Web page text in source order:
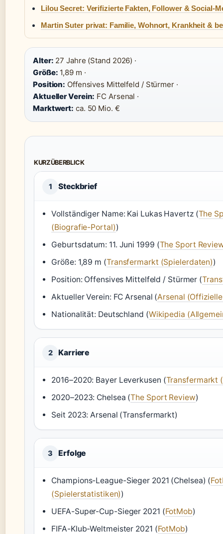
Lilou Secret: Verifizierte Fakten, Follower & Social-
Martin Suter privat: Familie, Wohnort, Krankheit &
Alter: 27 Jahre (Stand 2026) ·
Größe: 1,89 m ·
Position: Offensives Mittelfeld / Stürmer ·
Aktueller Verein: FC Arsenal ·
Marktwert: ca. 50 Mio. €
KURZÜBERBLICK
1 Steckbrief
Vollständiger Name: Kai Lukas Havertz (The
(Biografie-Portal))
Geburtsdatum: 11. Juni 1999 (The Sport
Größe: 1,89 m (Transfermarkt (Spielerdaten))
Position: Offensives Mittelfeld / Stürmer (
Aktueller Verein: FC Arsenal (Arsenal
Nationalität: Deutschland (Wikipedia
2 Karriere
2016–2020: Bayer Leverkusen (Transfermarkt
2020–2023: Chelsea (The Sport Review)
Seit 2023: Arsenal (Transfermarkt)
3 Erfolge
Champions-League-Sieger 2021 (Chelsea) (
(Spielerstatistiken))
UEFA-Super-Cup-Sieger 2021 (FotMob)
FIFA-Klub-Weltmeister 2021 (FotMob)